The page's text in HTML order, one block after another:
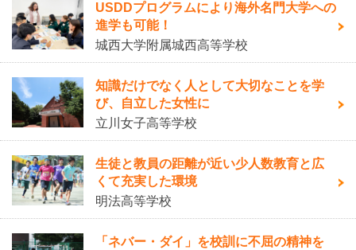
USDDプログラムにより海外名門大学への
進学も可能！
城西大学附属城西高等学校
知識だけでなく人として大切なことを学
び、自立した女性に
立川女子高等学校
生徒と教員の距離が近い少人数教育と広
くて充実した環境
明法高等学校
「ネバー・ダイ」を校訓に不屈の精神を